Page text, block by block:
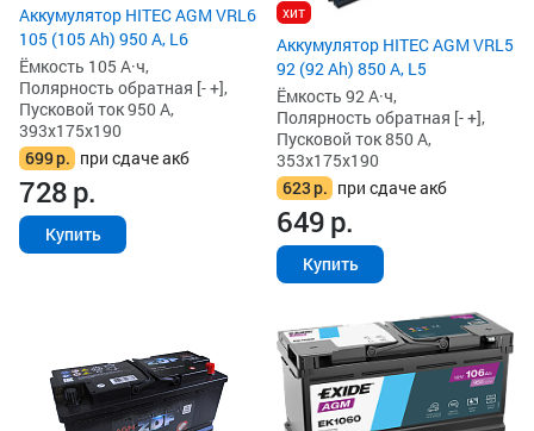
Аккумулятор HITEC AGM VRL6
105 (105 Ah) 950 А, L6
Ёмкость 105 А·ч,
Полярность обратная [- +],
Пусковой ток 950 А,
393x175x190
699р. при сдаче акб
728р.
Купить
хит
Аккумулятор HITEC AGM VRL5
92 (92 Ah) 850 А, L5
Ёмкость 92 А·ч,
Полярность обратная [- +],
Пусковой ток 850 А,
353x175x190
623р. при сдаче акб
649р.
Купить